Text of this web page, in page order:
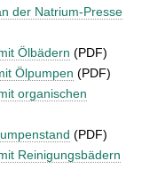
der Natrium-Presse
Ölbädern (PDF)
Ölpumpen (PDF)
organischen
(PDF)
Reinigungsbädern